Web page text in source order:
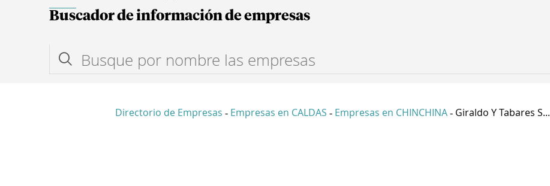
Buscador de información de empresas
Directorio de Empresas - Empresas en CALDAS - Empresas en CHINCHINA - Giraldo Y Tabares S...